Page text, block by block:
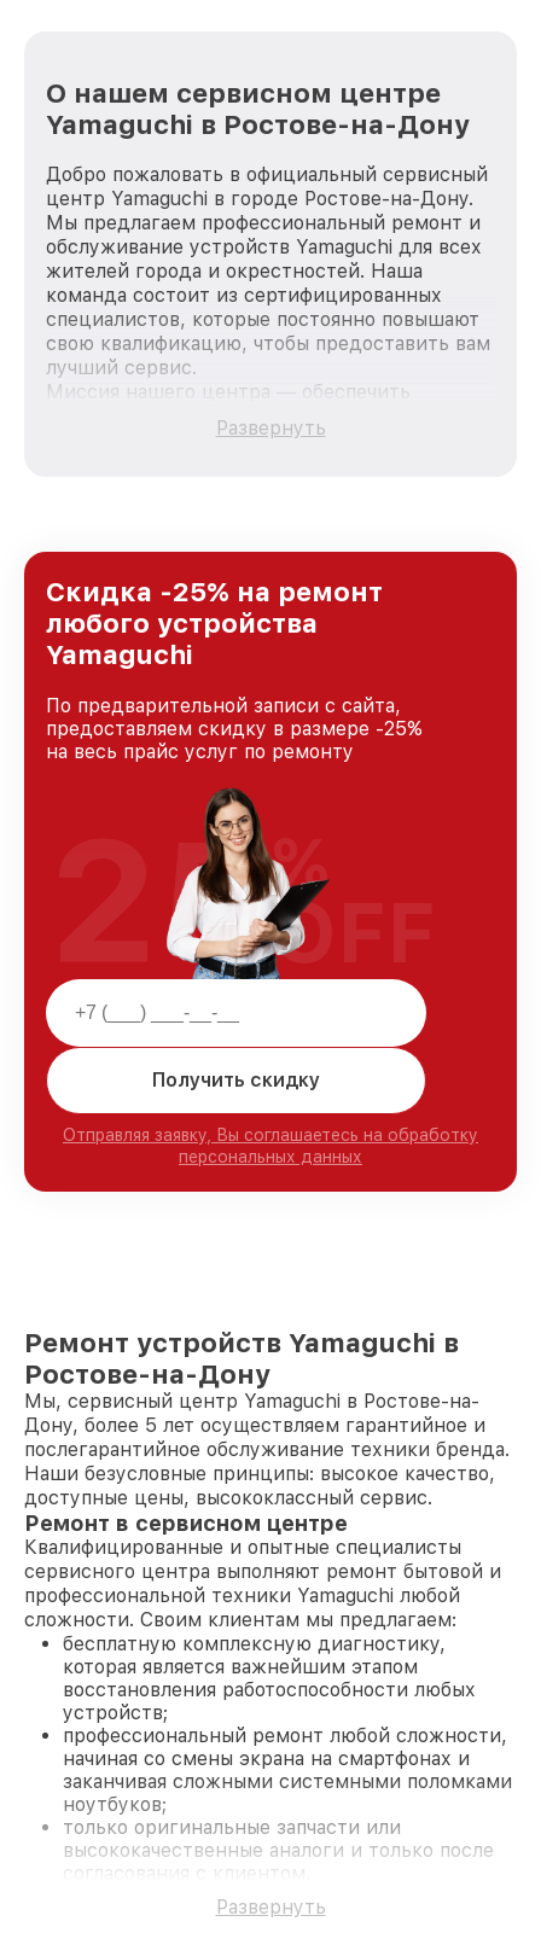
О нашем сервисном центре
Yamaguchi в Ростове-на-Дону
Добро пожаловать в официальный сервисный
центр Yamaguchi в городе Ростове-на-Дону.
Мы предлагаем профессиональный ремонт и
обслуживание устройств Yamaguchi для всех
жителей города и окрестностей. Наша
команда состоит из сертифицированных
специалистов, которые постоянно повышают
свою квалификацию, чтобы предоставить вам
лучший сервис.
Миссия нашего центра — обеспечить
качественный и доступный ремонт для
каждого пользователя продукции Yamaguchi,
городе Ростове-на-Дону, постоянно повышая
уровень доверия и лояльности наших
клиентов.
Развернуть
Скидка -25% на ремонт
любого устройства
Yamaguchi
По предварительной записи с сайта,
предоставляем скидку в размере -25%
на весь прайс услуг по ремонту
Получить скидку
Отправляя заявку, Вы соглашаетесь на обработку
персональных данных
25%
OFF
Ремонт устройств Yamaguchi в
Ростове-на-Дону
Мы, сервисный центр Yamaguchi в Ростове-на-
Дону, более 5 лет осуществляем гарантийное и
послегарантийное обслуживание техники бренда.
Наши безусловные принципы: высокое качество,
доступные цены, высококлассный сервис.
Ремонт в сервисном центре
Квалифицированные и опытные специалисты
сервисного центра выполняют ремонт бытовой и
профессиональной техники Yamaguchi любой
сложности. Своим клиентам мы предлагаем:
бесплатную комплексную диагностику,
которая является важнейшим этапом
восстановления работоспособности любых
устройств;
профессиональный ремонт любой сложности,
начиная со смены экрана на смартфонах и
заканчивая сложными системными поломками
ноутбуков;
только оригинальные запчасти или
высококачественные аналоги и только после
согласования с клиентом.
На все работы и замененные комплектующие
предоставляется длительная гарантия. В случае
Развернуть